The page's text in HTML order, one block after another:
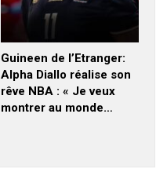
Guineen de l’Etranger:
Alpha Diallo réalise son
rêve NBA : « Je veux
montrer au monde…